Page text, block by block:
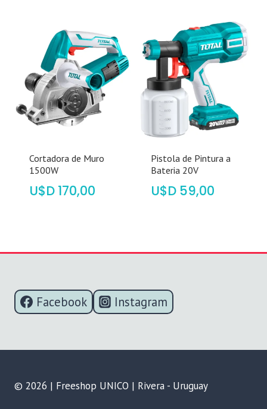
Cortadora de Muro
1500W
$ 170,00
Pistola de Pintura a
Bateria 20V
$ 59,00
Facebook Instagram
© 2026 | Freeshop UNICO | Rivera - Uruguay